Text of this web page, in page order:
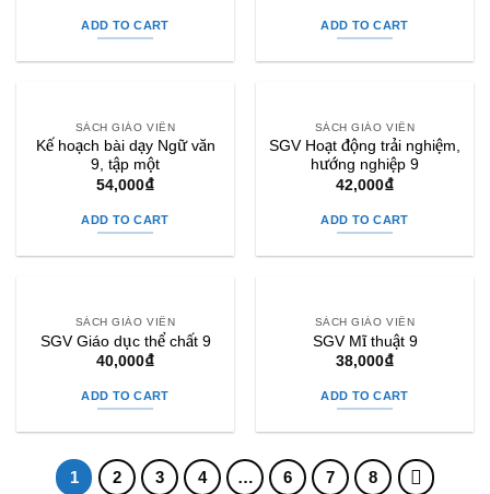
ADD TO CART ADD TO CART
SÁCH GIÁO VIÊN
Kế hoạch bài dạy Ngữ văn
9, tập một
54,000₫
ADD TO CART
SÁCH GIÁO VIÊN
SGV Hoạt động trải nghiệm,
hướng nghiệp 9
42,000₫
ADD TO CART
SÁCH GIÁO VIÊN
SGV Giáo dục thể chất 9
40,000₫
ADD TO CART
SÁCH GIÁO VIÊN
SGV Mĩ thuật 9
38,000₫
ADD TO CART
1 2 3 4 … 6 7 8